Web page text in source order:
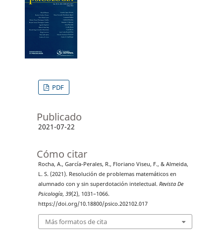
PDF
Publicado
2021-07-22
Cómo citar
Rocha, A., García-Perales, R., Floriano Viseu, F., & Almeida,
L. S. (2021). Resolución de problemas matemáticos en
alumnado con y sin superdotación intelectual. Revista De
Psicología, 39(2), 1031–1066.
https://doi.org/10.18800/psico.202102.017
Más formatos de cita